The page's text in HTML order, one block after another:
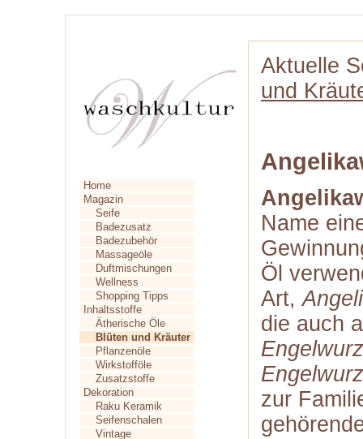
Home
Magazin
Seife
Badezusatz
Badezubehör
Massageöle
Duftmischungen
Wellness
Shopping Tipps
Inhaltsstoffe
Ätherische Öle
Blüten und Kräuter
Pflanzenöle
Wirkstofföle
Zusatzstoffe
Dekoration
Raku Keramik
Seifenschalen
Vintage
Aktuelle
und
Name
Öl
Art,
die auch
Engelwurz
Engelwurz
zur